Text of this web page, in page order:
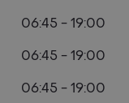
06:45 - 19:00
06:45 - 19:00
06:45 - 19:00